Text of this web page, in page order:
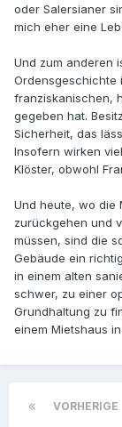
oder Salersianer
mich eher eine
Und zum anderen
Ordensgeschichte
franziskanischen,
gegeben hat.
Sicherheit, das
Insofern wirken
Klöster, obwohl
Und heute, wo die
zurückgehen und
müssen, sind die
Gebäude ein
in einem alten
schwer, zu einer
Grundhaltung zu
einem Mietshaus
VORHERIGE